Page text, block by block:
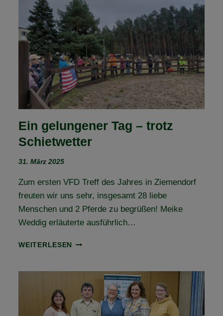
IM
DRÖMLING
Ein gelungener Tag – trotz
Schietwetter
31. März 2025
Zum ersten VFD Treff des Jahres in Ziemendorf
freuten wir uns sehr, insgesamt 28 liebe
Menschen und 2 Pferde zu begrüßen! Meike
Weddig erläuterte ausführlich…
WEITERLESEN
EIN
TROTZ
SCHIETWETTER